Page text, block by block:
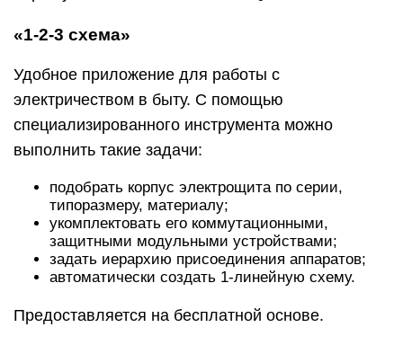
«1-2-3 схема»
Удобное приложение для работы с
электричеством в быту. С помощью
специализированного инструмента можно
выполнить такие задачи:
подобрать корпус электрощита по серии,
типоразмеру, материалу;
укомплектовать его коммутационными,
защитными модульными устройствами;
задать иерархию присоединения аппаратов;
автоматически создать 1-линейную схему.
Предоставляется на бесплатной основе.